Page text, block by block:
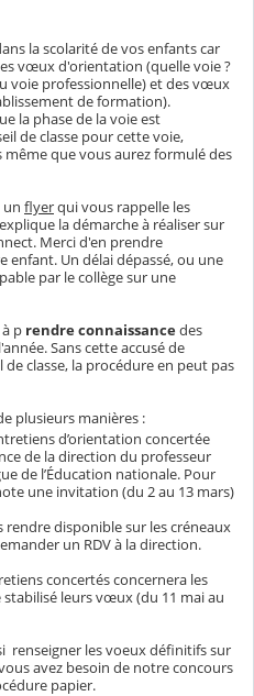
la scolarité de vos enfants car
vœux d'orientation (quelle voie ?
voie professionnelle) et des vœux
de formation).
la phase de la voie est
de classe pour cette voie,
même que vous aurez formulé des
flyerqui vous rappelle les
la démarche à réaliser sur
Merci d'en prendre
enfant. Un délai dépassé, ou une
par le collège sur une
p rendre connaissancedes
Sans cette accusé de
classe, la procédure en peut pas
plusieurs manières :
d’orientation concertée
de la direction du professeur
de l’Éducation nationale. Pour
une invitation (du 2 au 13 mars)
rendre disponible sur les créneaux
un RDV à la direction.
concertés concernera les
leurs vœux (du 11 mai au
renseigner les voeux définitifs sur
avez besoin de notre concours
papier.